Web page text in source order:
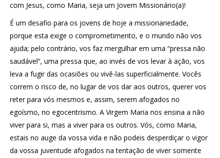
com Jesus, como Maria, seja um Jovem Missionário(a)!
É um desafio para os jovens de hoje a missionariedade,
porque esta exige o comprometimento, e o mundo não vos
ajuda; pelo contrário, vos faz mergulhar em uma “pressa não
saudável”, uma pressa que, ao invés de vos levar à ação, vos
leva a fugir das ocasiões ou vivê-las superficialmente. Vocês
correm o risco de, no lugar de vos dar aos outros, querer vos
reter para vós mesmos e, assim, serem afogados no
egoísmo, no egocentrismo. A Virgem Maria nos ensina a não
viver para si, mas a viver para os outros. Vós, como Maria,
estais no auge da vossa vida e não podeis desperdiçar o vigor
da vossa juventude afogados na tentação de viver somente